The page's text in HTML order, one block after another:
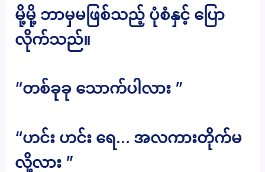
မို့မို့ ဘာမှမဖြစ်သည့် ပုံစံနှင့် ပြော
လိုက်သည်။
“တစ်ခုခု သောက်ပါလား ”
“ဟင်း ဟင်း ရေ… အလကားတိုက်မ
လို့လား ”